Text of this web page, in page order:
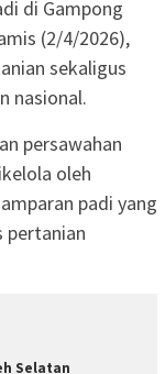
di Gampong
(2/4/2026),
sekaligus
nasional.
persawahan
oleh
padi yang
pertanian
Selatan